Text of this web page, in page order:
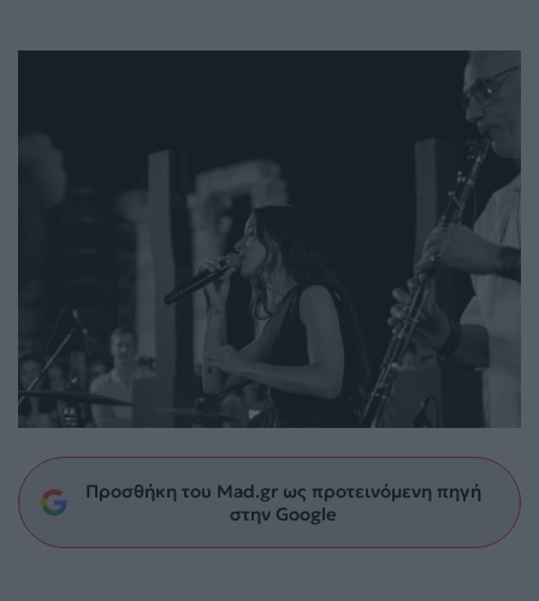
Προσθήκη του Mad.gr ως προτεινόμενη πηγή
στην Google